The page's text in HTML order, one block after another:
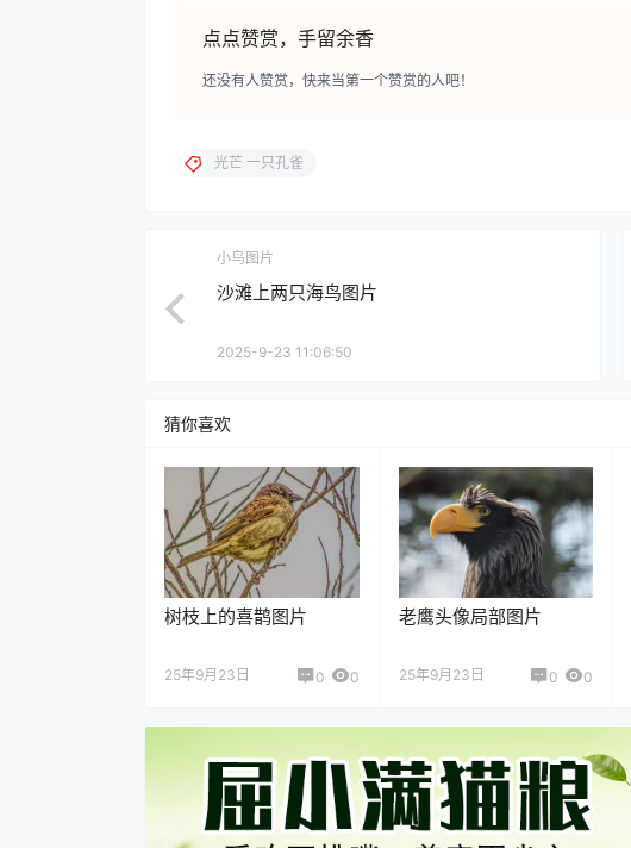
点点赞赏，手留余香
还没有人赞赏，快来当第一个赞赏的人吧！
光芒 一只孔雀
小鸟图片
沙滩上两只海鸟图片
2025-9-23 11:06:50
猜你喜欢
树枝上的喜鹊图片
25年9月23日 0 0
老鹰头像局部图片
25年9月23日 0 0